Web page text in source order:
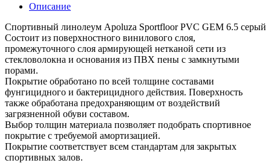
Описание
Спортивный линолеум Apoluza Sportfloor PVC GEM 6.5 серый
Состоит из поверхностного винилового слоя,
промежуточного слоя армирующей нетканой сети из
стекловолокна и основания из ПВХ пены с замкнутыми
порами.
Покрытие обработано по всей толщине составами
фунгицидного и бактерицидного действия. Поверхность
также обработана предохраняющим от воздействий
загрязненной обуви составом.
Выбор толщин материала позволяет подобрать спортивное
покрытие с требуемой амортизацией.
Покрытие соответствует всем стандартам для закрытых
спортивных залов.